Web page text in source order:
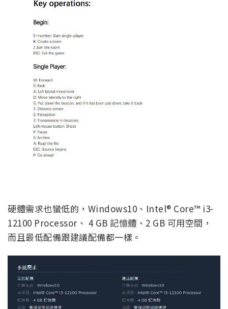
硬體需求也蠻低的，Windows10、Intel® Core™ i3-
12100 Processor、 4 GB 記憶體、2 GB 可用空間，
而且最低配備跟建議配備都一樣。